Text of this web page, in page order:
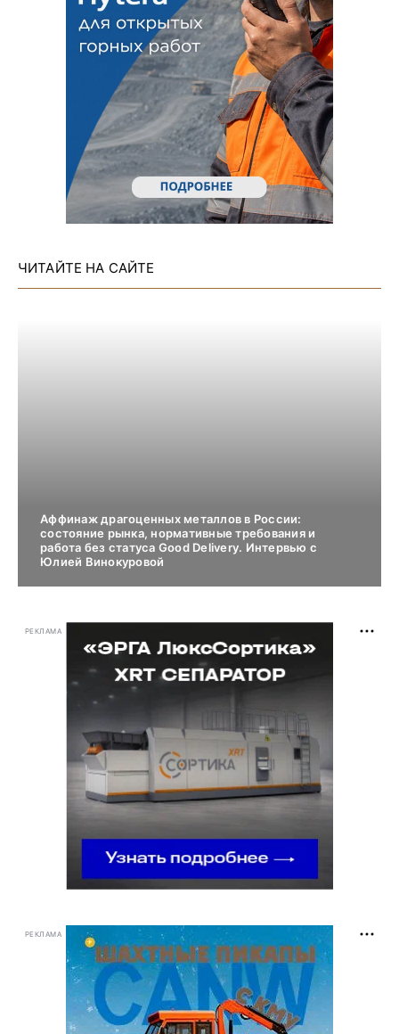
ЧИТАЙТЕ НА САЙТЕ
Аффинаж драгоценных металлов в России:
состояние рынка, нормативные требования и
работа без статуса Good Delivery. Интервью с
Юлией Винокуровой
РЕКЛАМА
РЕКЛАМА